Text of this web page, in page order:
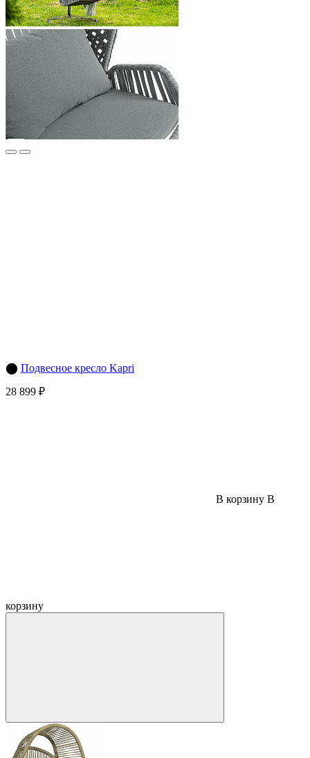
⬤ Подвесное кресло Kapri
28 899 ₽
В корзину В
корзину